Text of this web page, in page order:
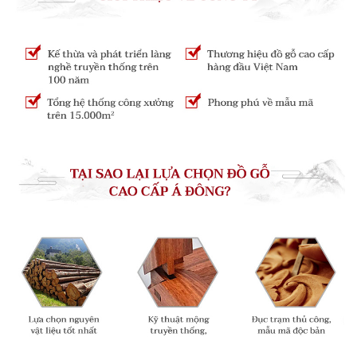
1. Tinh tế theo một phong cách riêng
nhất, mang trong mình linh hồn của sản phẩm đồ gỗ nội
thất Á Đông chính là kết cấu mộng truyền thống. Kỹ
nghìn năm không chỉ tinh xảo, đẹp đẽ mà còn tuân theo
nguyên tắc cơ học, vô cùng thiết thực, không dễ bị ăn
mòn lại dễ tháo lắp, tạo ra sự mạnh mẽ, bền chắc của đồ
nội thất Á Đông cao cấp. Một vẻ đẹp khác biệt vô cùng